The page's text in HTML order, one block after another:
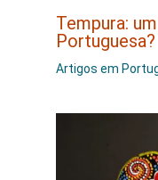
Tempura:
Portuguesa?
Artigos em